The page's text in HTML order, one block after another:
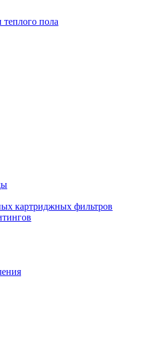
теплого пола
картриджных фильтров